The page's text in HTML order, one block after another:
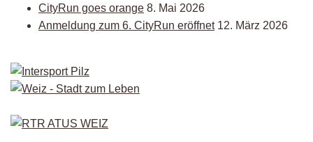
CityRun goes orange 8. Mai 2026
Anmeldung zum 6. CityRun eröffnet 12. März 2026